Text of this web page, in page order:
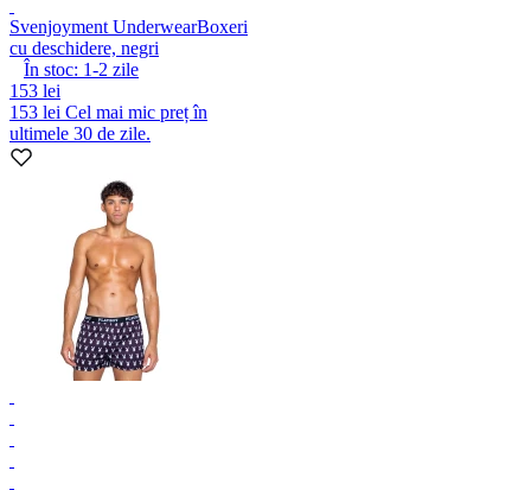
Svenjoyment UnderwearBoxeri
cu deschidere, negri
În stoc: 1-2 zile
153 lei
153 lei Cel mai mic preț în
ultimele 30 de zile.